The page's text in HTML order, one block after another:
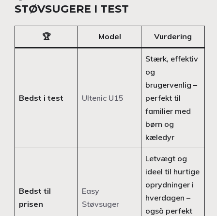
STØVSUGERE I TEST
🏆 Model Vurdering
Bedst i test Ultenic U15
Stærk, effektiv
og
brugervenlig –
perfekt til
familier med
børn og
kæledyr
Bedst til
prisen
Easy
Støvsuger
Letvægt og
ideel til hurtige
oprydninger i
hverdagen –
også perfekt